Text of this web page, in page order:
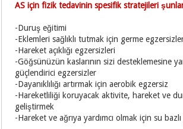
AS için fizik tedavinin spesifik stratejileri
-Duruş eğitimi
-Eklemleri sağlıklı tutmak için germe
-Hareket açıklığı egzersizleri
-Göğsünüzün kaslarının sizi desteklemesine
güçlendirici egzersizler
-Dayanıklılığı artırmak için aerobik egzersiz
-Hareketliliği koruyacak aktivite, hareket ve
geliştirmek
-Hareket ve ağrıya yardımcı olmak için su